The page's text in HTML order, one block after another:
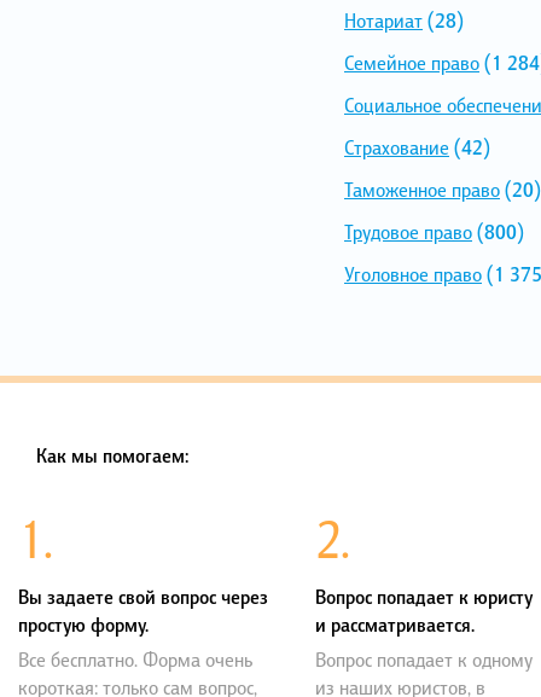
Нотариат(28)
Семейное право(1
Социальное
Страхование (42)
Таможенное право(20)
Трудовое право(800)
Уголовное право(1
Как мы помогаем:
1.
Вы задаете свой вопрос через
простую форму.
Все бесплатно. Форма очень
короткая: только сам вопрос,
2.
Вопрос попадает к юристу
и рассматривается.
Вопрос попадает к одному
из наших юристов, в